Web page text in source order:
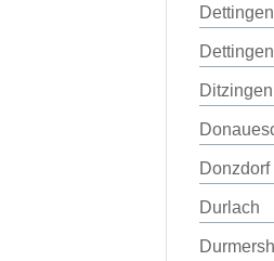
Ditzingen
Donzdorf
Durlach